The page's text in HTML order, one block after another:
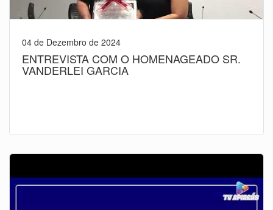
04 de Dezembro de 2024
ENTREVISTA COM O HOMENAGEADO SR.
VANDERLEI GARCIA